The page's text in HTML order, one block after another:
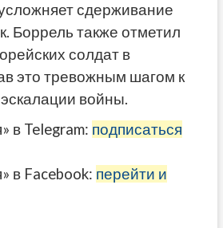
сдерживание
Боррель также отметил
солдат в
это тревожным шагом к
войны.
в Telegram: подписаться
в Facebook: перейти и